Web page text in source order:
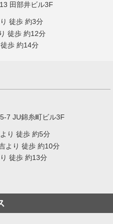
田部井ビル3F
徒歩 約3分
徒歩 約12分
歩 約14分
7 JU錦糸町ビル3F
り 徒歩 約5分
より 徒歩 約10分
徒歩 約13分